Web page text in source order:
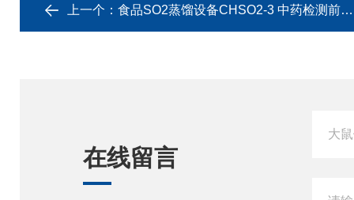
上一个： 食品SO2蒸馏设备CHSO2-3 中药检测前处理
在线留言